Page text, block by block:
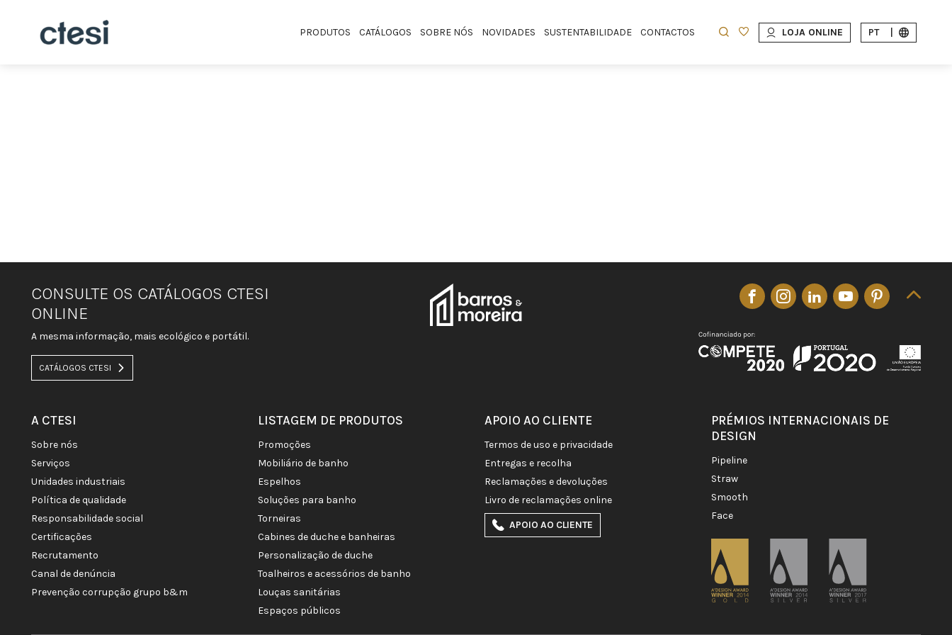
PRODUTOS CATÁLOGOS SOBRE NÓS NOVIDADES SUSTENTABILIDADE CONTACTOS LOJA ONLINE PT
CONSULTE OS CATÁLOGOS CTESI
ONLINE
A mesma informação, mais ecológico e portátil.
CATÁLOGOS CTESI
A CTESI
sobre nós
serviços
unidades industriais
política de qualidade
responsabilidade social
certificações
recrutamento
canal de denúncia
prevenção corrupção grupo b&m
LISTAGEM DE PRODUTOS
promoções
mobiliário de banho
espelhos
soluções para banho
torneiras
cabines de duche e banheiras
personalização de duche
toalheiros e acessórios de banho
louças sanitárias
espaços públicos
APOIO AO CLIENTE
termos de uso e privacidade
entregas e recolha
reclamações e devoluções
livro de reclamações online
APOIO AO CLIENTE
PRÉMIOS INTERNACIONAIS DE
DESIGN
pipeline
straw
smooth
face